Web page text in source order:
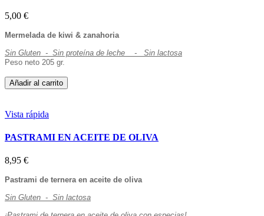
5,00 €
Mermelada de kiwi & zanahoria
Sin Gluten - Sin proteína de leche - Sin lactosa
Peso neto 205 gr.
Añadir al carrito
Vista rápida
PASTRAMI EN ACEITE DE OLIVA
8,95 €
Pastrami de ternera en aceite de oliva
Sin Gluten - Sin lactosa